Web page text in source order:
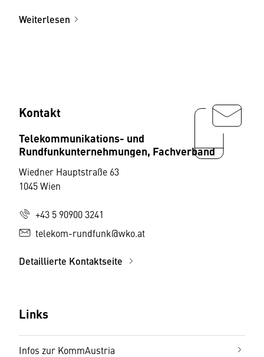
Weiterlesen
Kontakt
Telekommunikations- und
Rundfunkunternehmungen, Fachverband
Wiedner Hauptstraße 63
1045 Wien
+43 5 90900 3241
telekom-rundfunk@wko.at
Detaillierte Kontaktseite
Links
Infos zur KommAustria